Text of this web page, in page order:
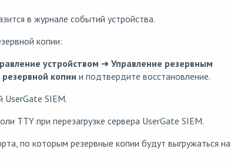
в журнале событий устройства.
копии:
устройством ➜ Управление резервным
копии и подтвердите восстановление.
UserGate SIEM.
TTY при перезагрузке сервера UserGate SIEM.
по которым резервные копии будут выгружаться на